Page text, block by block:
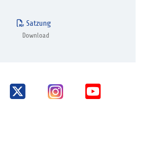
Satzung
Download